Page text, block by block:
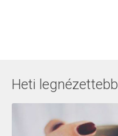
Heti legnézettebb